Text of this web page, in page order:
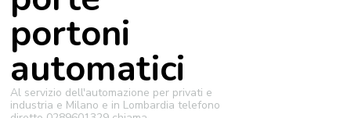
portoni
automatici
Al servizio dell'automazione per privati e
industria e Milano e in Lombardia telefono